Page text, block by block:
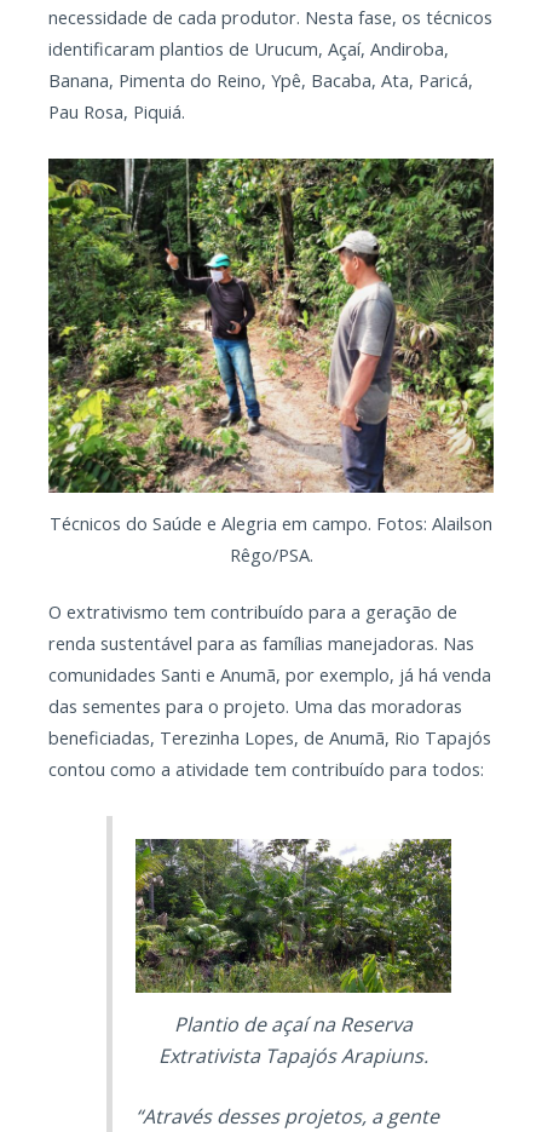
necessidade de cada produtor. Nesta fase, os técnicos
identificaram plantios de Urucum, Açaí, Andiroba,
Banana, Pimenta do Reino, Ypê, Bacaba, Ata, Paricá,
Pau Rosa, Piquiá.
Técnicos do Saúde e Alegria em campo. Fotos: Alailson
Rêgo/PSA.
O extrativismo tem contribuído para a geração de
renda sustentável para as famílias manejadoras. Nas
comunidades Santi e Anumã, por exemplo, já há venda
das sementes para o projeto. Uma das moradoras
beneficiadas, Terezinha Lopes, de Anumã, Rio Tapajós
contou como a atividade tem contribuído para todos:
Plantio de açaí na Reserva
Extrativista Tapajós Arapiuns.
“Através desses projetos, a gente